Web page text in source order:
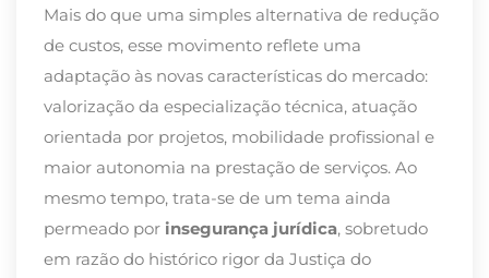
Mais do que uma simples alternativa de redução
de custos, esse movimento reflete uma
adaptação às novas características do mercado:
valorização da especialização técnica, atuação
orientada por projetos, mobilidade profissional e
maior autonomia na prestação de serviços. Ao
mesmo tempo, trata-se de um tema ainda
permeado por insegurança jurídica, sobretudo
em razão do histórico rigor da Justiça do